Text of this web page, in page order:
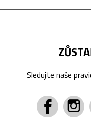
Sledujte naše